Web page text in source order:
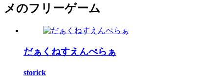
メのフリーゲーム
だぁくねすえんぺらぁ
storick